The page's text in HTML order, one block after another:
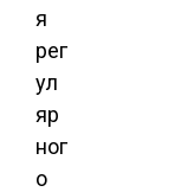
я
рег
ул
яр
ног
о